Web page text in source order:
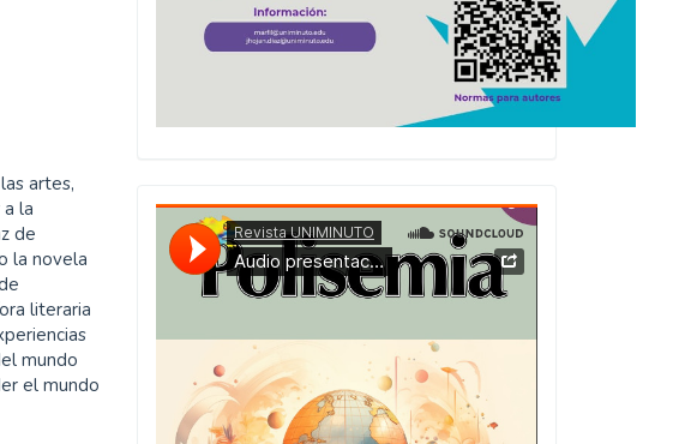
artes,
la
de
la novela
literaria
mundo
el mundo
Presentacion
Numero